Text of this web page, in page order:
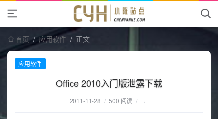
首页 / 应用软件 / 正文
应用软件
Office 2010入门版泄露下载
2011-11-28 / 500 阅读 / /